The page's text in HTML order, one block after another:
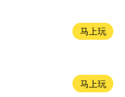
马上玩
马上玩